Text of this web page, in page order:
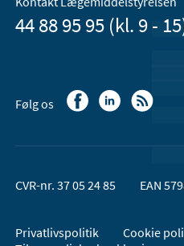
44 88 95 95 (kl. 9 -
Følg os
CVR-nr. 37 05 24 85 EAN
Privatlivspolitik
Cookie